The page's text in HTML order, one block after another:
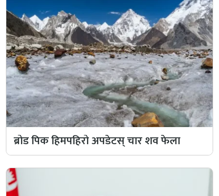
ब्रोड पिक हिमपहिरो अपडेटस् चार शव फेला